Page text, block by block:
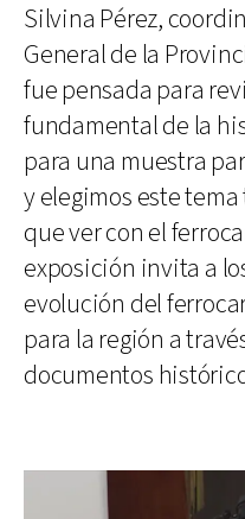
Silvina Pérez,
General de la
fue pensada para
fundamental de la
para una muestra
y elegimos este
que ver con el
exposición invita a
evolución del
para la región a
documentos